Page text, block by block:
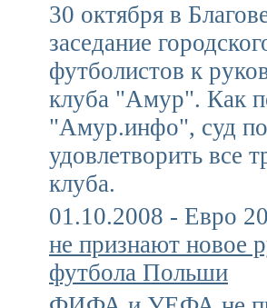
30 октября в
заседание
футболистов к
клуба "Амур". Как
"Амур.инфо", суд
удовлетворить все
клуба.
01.10.2008 - Евро
не признают новое
футбола Польши